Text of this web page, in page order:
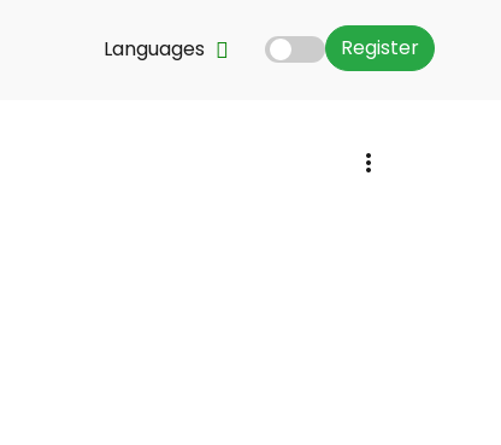
Register
Languages